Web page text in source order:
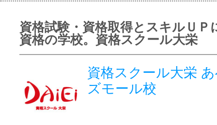
資格試験・資格取得とスキルＵＰ
資格の学校。資格スクール大栄
資格スクール大栄
ズモール校